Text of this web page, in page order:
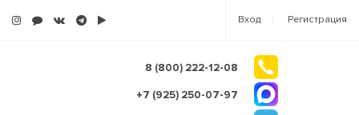
Вход Регистрация
8 (800) 222-12-08
+7 (925) 250-07-97